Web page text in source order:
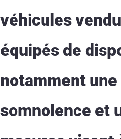
véhicules
équipés de
notamment
somnolence et